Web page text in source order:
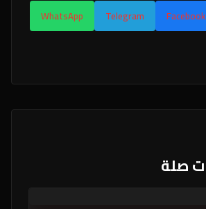
Facebook
Telegram
WhatsApp
صلة